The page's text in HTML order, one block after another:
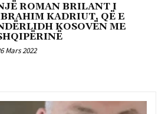
ROMAN BRILANT I
KADRIUT, QË E
KOSOVËN ME
Mars 2022